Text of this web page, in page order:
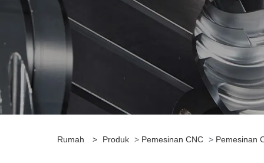
Rumah > Produk > Pemesinan CNC > Pemesinan